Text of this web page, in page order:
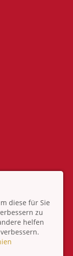
diese für Sie
zu
helfen